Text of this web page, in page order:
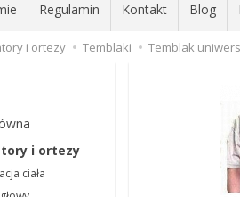
Regulamin Kontakt Blog
i ortezy Temblaki Temblak
i ortezy
ciała